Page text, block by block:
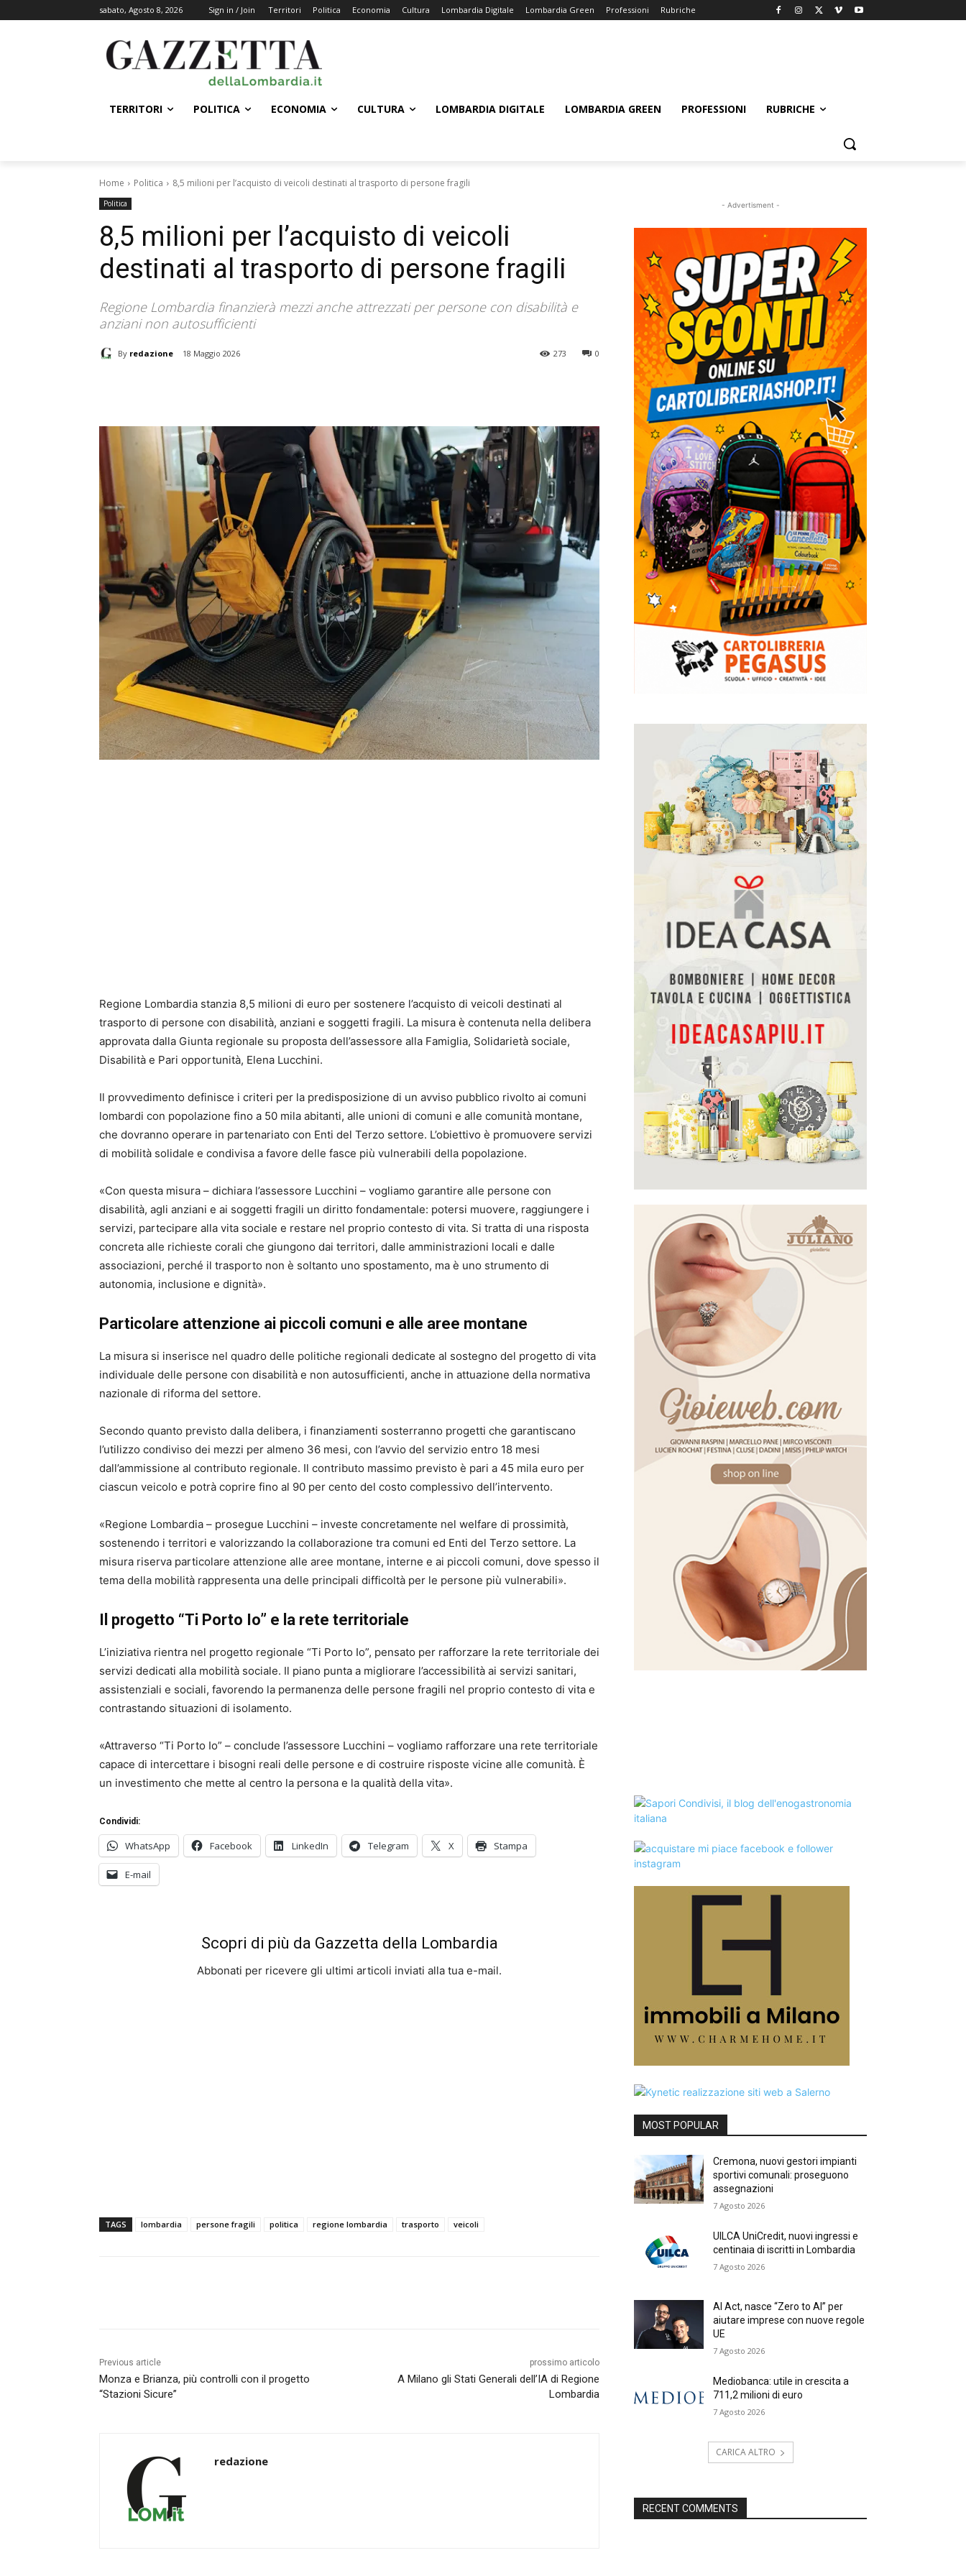
sabato, Agosto 8, 2026 Sign in / Join Territori Politica Economia Cultura Lombardia Digitale Lombardia Green Professioni Rubriche
TERRITORI POLITICA ECONOMIA CULTURA LOMBARDIA DIGITALE LOMBARDIA GREEN PROFESSIONI RUBRICHE
Home Politica 8,5 milioni per l’acquisto di veicoli destinati al trasporto di persone fragili
Politica
8,5 milioni per l’acquisto di veicoli
destinati al trasporto di persone fragili
Regione Lombardia finanzierà mezzi anche attrezzati per persone con disabilità e
anziani non autosufficienti
By redazione 18 Maggio 2026 0
273
Regione Lombardia stanzia 8,5 milioni di euro per sostenere l’acquisto di veicoli destinati al
trasporto di persone con disabilità, anziani e soggetti fragili. La misura è contenuta nella delibera
approvata dalla Giunta regionale su proposta dell’assessore alla Famiglia, Solidarietà sociale,
Disabilità e Pari opportunità, Elena Lucchini.
Il provvedimento definisce i criteri per la predisposizione di un avviso pubblico rivolto ai comuni
lombardi con popolazione fino a 50 mila abitanti, alle unioni di comuni e alle comunità montane,
che dovranno operare in partenariato con Enti del Terzo settore. L’obiettivo è promuovere servizi
di mobilità solidale e condivisa a favore delle fasce più vulnerabili della popolazione.
«Con questa misura – dichiara l’assessore Lucchini – vogliamo garantire alle persone con
disabilità, agli anziani e ai soggetti fragili un diritto fondamentale: potersi muovere, raggiungere i
servizi, partecipare alla vita sociale e restare nel proprio contesto di vita. Si tratta di una risposta
concreta alle richieste corali che giungono dai territori, dalle amministrazioni locali e dalle
associazioni, perché il trasporto non è soltanto uno spostamento, ma è uno strumento di
autonomia, inclusione e dignità».
Particolare attenzione ai piccoli comuni e alle aree montane
La misura si inserisce nel quadro delle politiche regionali dedicate al sostegno del progetto di vita
individuale delle persone con disabilità e non autosufficienti, anche in attuazione della normativa
nazionale di riforma del settore.
Secondo quanto previsto dalla delibera, i finanziamenti sosterranno progetti che garantiscano
l’utilizzo condiviso dei mezzi per almeno 36 mesi, con l’avvio del servizio entro 18 mesi
dall’ammissione al contributo regionale. Il contributo massimo previsto è pari a 45 mila euro per
ciascun veicolo e potrà coprire fino al 90 per cento del costo complessivo dell’intervento.
«Regione Lombardia – prosegue Lucchini – investe concretamente nel welfare di prossimità,
sostenendo i territori e valorizzando la collaborazione tra comuni ed Enti del Terzo settore. La
misura riserva particolare attenzione alle aree montane, interne e ai piccoli comuni, dove spesso il
tema della mobilità rappresenta una delle principali difficoltà per le persone più vulnerabili».
Il progetto “Ti Porto Io” e la rete territoriale
L’iniziativa rientra nel progetto regionale “Ti Porto Io”, pensato per rafforzare la rete territoriale dei
servizi dedicati alla mobilità sociale. Il piano punta a migliorare l’accessibilità ai servizi sanitari,
assistenziali e sociali, favorendo la permanenza delle persone fragili nel proprio contesto di vita e
contrastando situazioni di isolamento.
«Attraverso “Ti Porto Io” – conclude l’assessore Lucchini – vogliamo rafforzare una rete territoriale
capace di intercettare i bisogni reali delle persone e di costruire risposte vicine alle comunità. È
un investimento che mette al centro la persona e la qualità della vita».
Condividi:
WhatsApp Facebook LinkedIn Telegram X Stampa
E-mail
Scopri di più da Gazzetta della Lombardia
Abbonati per ricevere gli ultimi articoli inviati alla tua e-mail.
TAGS lombardia persone fragili politica regione lombardia trasporto veicoli
Previous article
Monza e Brianza, più controlli con il progetto
“Stazioni Sicure”
prossimo articolo
A Milano gli Stati Generali dell’IA di Regione
Lombardia
redazione
- Advertisment -
MOST POPULAR
Cremona, nuovi gestori impianti
sportivi comunali: proseguono
assegnazioni
7 Agosto 2026
UILCA UniCredit, nuovi ingressi e
centinaia di iscritti in Lombardia
7 Agosto 2026
AI Act, nasce “Zero to AI” per
aiutare imprese con nuove regole
UE
7 Agosto 2026
Mediobanca: utile in crescita a
711,2 milioni di euro
7 Agosto 2026
CARICA ALTRO
RECENT COMMENTS